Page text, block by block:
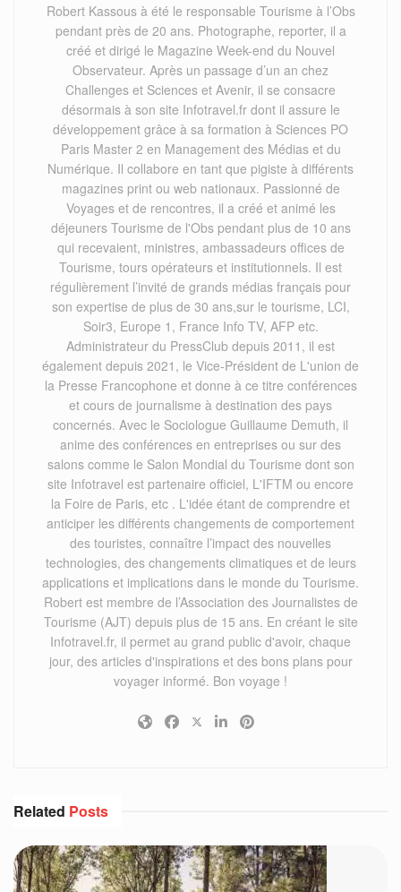
Robert Kassous à été le responsable Tourisme à l’Obs
pendant près de 20 ans. Photographe, reporter, il a
créé et dirigé le Magazine Week-end du Nouvel
Observateur. Après un passage d’un an chez
Challenges et Sciences et Avenir, il se consacre
désormais à son site Infotravel.fr dont il assure le
développement grâce à sa formation à Sciences PO
Paris Master 2 en Management des Médias et du
Numérique. Il collabore en tant que pigiste à différents
magazines print ou web nationaux. Passionné de
Voyages et de rencontres, il a créé et animé les
déjeuners Tourisme de l'Obs pendant plus de 10 ans
qui recevaient, ministres, ambassadeurs offices de
Tourisme, tours opérateurs et institutionnels. Il est
régulièrement l’invité de grands médias français pour
son expertise de plus de 30 ans,sur le tourisme, LCI,
Soir3, Europe 1, France Info TV, AFP etc.
Administrateur du PressClub depuis 2011, il est
également depuis 2021, le Vice-Président de L'union de
la Presse Francophone et donne à ce titre conférences
et cours de journalisme à destination des pays
concernés. Avec le Sociologue Guillaume Demuth, il
anime des conférences en entreprises ou sur des
salons comme le Salon Mondial du Tourisme dont son
site Infotravel est partenaire officiel, L'IFTM ou encore
la Foire de Paris, etc . L'idée étant de comprendre et
anticiper les différents changements de comportement
des touristes, connaître l’impact des nouvelles
technologies, des changements climatiques et de leurs
applications et implications dans le monde du Tourisme.
Robert est membre de l’Association des Journalistes de
Tourisme (AJT) depuis plus de 15 ans. En créant le site
Infotravel.fr, il permet au grand public d'avoir, chaque
jour, des articles d'inspirations et des bons plans pour
voyager informé. Bon voyage !
Related Posts